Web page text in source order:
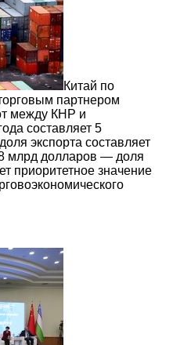
Китай по
партнером
между КНР и
составляет 5
экспорта составляет
млрд долларов — доля
приоритетное значение